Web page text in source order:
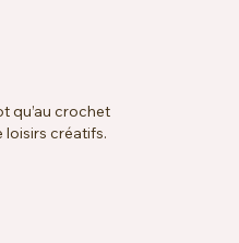
qu’au crochet
loisirs créatifs.